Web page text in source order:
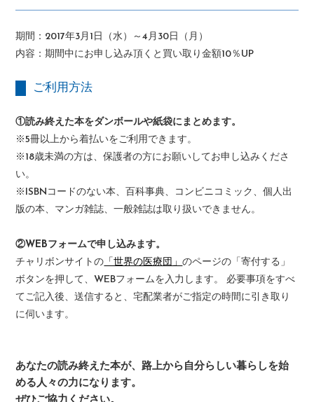
期間：2017年3月1日（水）～4月30日（月）
内容：期間中にお申し込み頂くと買い取り金額10％UP
ご利用方法
①読み終えた本をダンボールや紙袋にまとめます。
※5冊以上から着払いをご利用できます。
※18歳未満の方は、保護者の方にお願いしてお申し込みくださ
い。
※ISBNコードのない本、百科事典、コンビニコミック、個人出
版の本、マンガ雑誌、一般雑誌は取り扱いできません。
②WEBフォームで申し込みます。
チャリボンサイトの 「世界の医療団」のページの「寄付する」
ボタンを押して、WEBフォームを入力します。 必要事項をすべ
てご記入後、送信すると、宅配業者がご指定の時間に引き取り
に伺います。
あなたの読み終えた本が、路上から自分らしい暮らしを始
める人々の力になります。